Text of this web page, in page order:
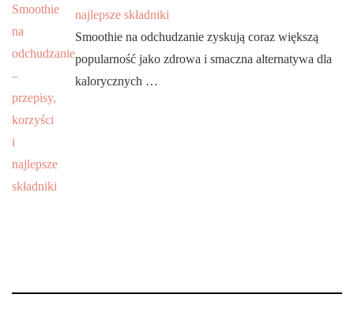
najlepsze składniki
Smoothie na odchudzanie zyskują coraz większą
popularność jako zdrowa i smaczna alternatywa dla
kalorycznych …